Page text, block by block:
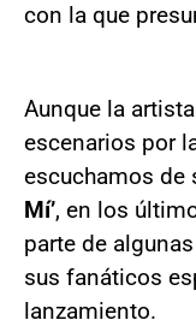
con la que
Aunque la
escenarios por
escuchamos de
Mí’, en los
parte de
sus fanáticos
lanzamiento.